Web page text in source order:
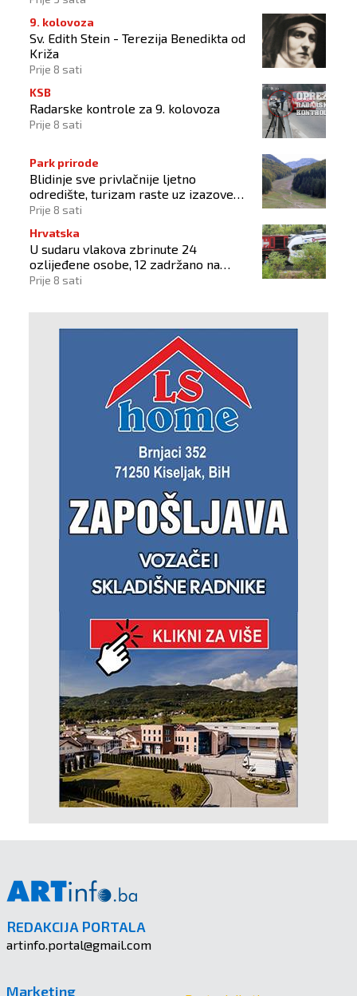
9. kolovoza
Sv. Edith Stein - Terezija Benedikta od
Križa
Prije 8 sati
KSB
Radarske kontrole za 9. kolovoza
Prije 8 sati
Park prirode
Blidinje sve privlačnije ljetno
odredište, turizam raste uz izazove
očuvanja prirode
Prije 8 sati
Hrvatska
U sudaru vlakova zbrinute 24
ozlijeđene osobe, 12 zadržano na
liječenju
Prije 8 sati
REDAKCIJA PORTALA
artinfo.portal@gmail.com
Marketing